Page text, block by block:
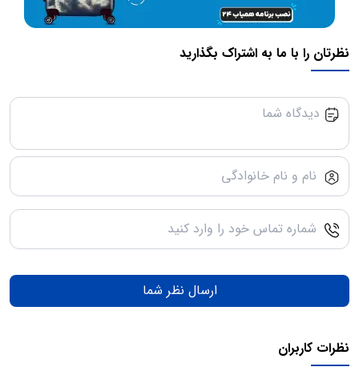
نظرتان را با ما به اشتراک بگذارید
ارسال نظر شما
نظرات کاربران